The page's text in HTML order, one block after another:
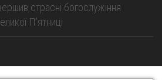
страсні богослужіння
Пʼятниці